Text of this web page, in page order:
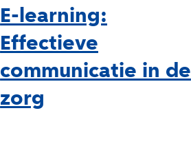
E-learning:
Effectieve
communicatie in de
zorg